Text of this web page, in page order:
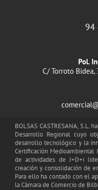
94
Pol.
C/ Torroto Bidea,
BOLSAS CASTRESANA, S.L.
Desarrollo Regional cuyo
desarrollo tecnológico y la
Certificación
de actividades de I+D+i
creación y consolidación de
Para ello ha contado con el
la Cámara de Comercio de